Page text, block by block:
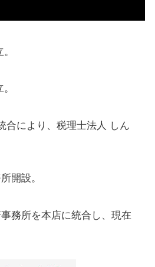
合により、税理士法人 しん
開設。
務所を本店に統合し、現在